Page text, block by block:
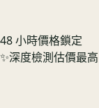
48 小時價格鎖定
✨深度檢測估價最